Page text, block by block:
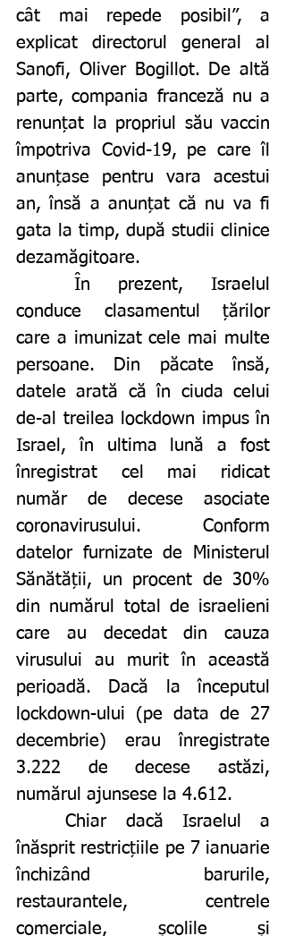
cât mai repede posibil”, a
explicat directorul general al
Sanofi, Oliver Bogillot. De altă
parte, compania franceză nu a
renunțat la propriul său vaccin
împotriva Covid-19, pe care îl
anunțase pentru vara acestui
an, însă a anunțat că nu va fi
gata la timp, după studii clinice
dezamăgitoare.
conduce clasamentul țărilor
care a imunizat cele mai multe
persoane. Din păcate însă,
datele arată că în ciuda celui
de-al treilea lockdown impus în
Israel, în ultima lună a fost
înregistrat cel mai ridicat
număr de decese asociate
coronavirusului. Conform
datelor furnizate de Ministerul
Sănătății, un procent de 30%
din numărul total de israelieni
care au decedat din cauza
virusului au murit în această
perioadă. Dacă la începutul
lockdown-ului (pe data de 27
decembrie) erau înregistrate
3.222 de decese astăzi,
numărul ajunsese la 4.612.
	Chiar dacă Israelul a
înăsprit restricțiile pe 7 ianuarie
închizând barurile,
restaurantele, centrele
comerciale, școlile și